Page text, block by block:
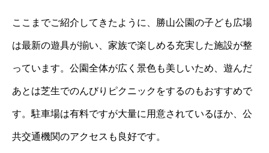
ここまでご紹介してきたように、勝山公園の子ども広場
は最新の遊具が揃い、家族で楽しめる充実した施設が整
っています。公園全体が広く景色も美しいため、遊んだ
あとは芝生でのんびりピクニックをするのもおすすめで
す。駐車場は有料ですが大量に用意されているほか、公
共交通機関のアクセスも良好です。